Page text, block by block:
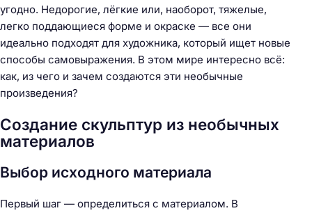
угодно. Недорогие, лёгкие или, наоборот, тяжелые,
легко поддающиеся форме и окраске — все они
идеально подходят для художника, который ищет новые
способы самовыражения. В этом мире интересно всё:
как, из чего и зачем создаются эти необычные
произведения?
Создание скульптур из необычных
материалов
Выбор исходного материала
Первый шаг — определиться с материалом. В